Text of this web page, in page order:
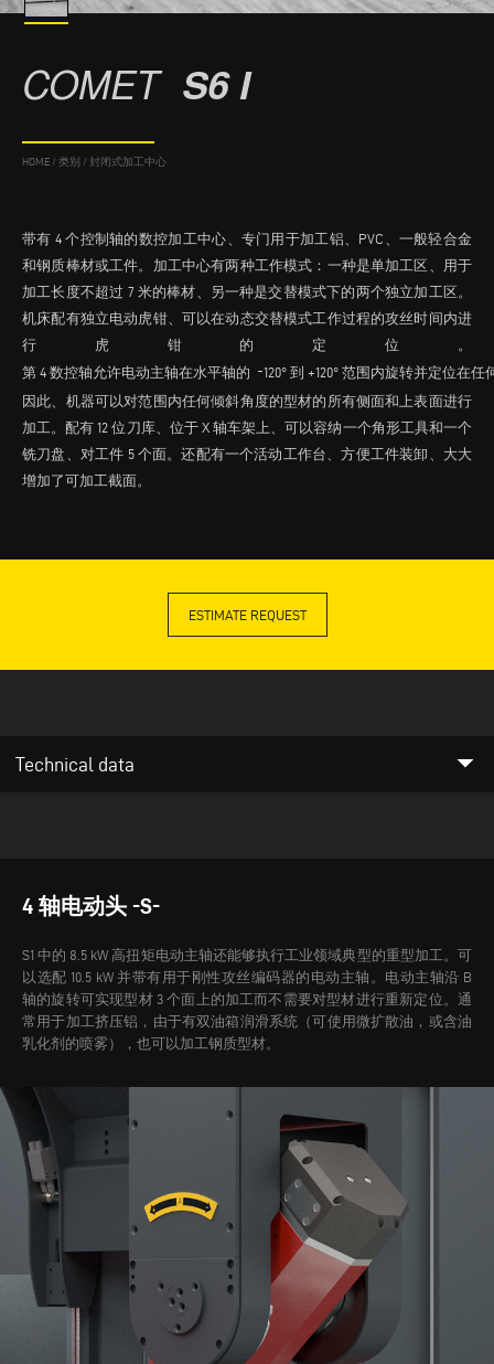
COMET S6 I
HOME / 类别 / 封闭式加工中心
带有 4 个控制轴的数控加工中心、专门用于加工铝、PVC、一般轻合金
和钢质棒材或工件。加工中心有两种工作模式：一种是单加工区、用于
加工长度不超过 7 米的棒材、另一种是交替模式下的两个独立加工区。
机床配有独立电动虎钳、可以在动态交替模式工作过程的攻丝时间内进
行虎钳的定位。
第 4 数控轴允许电动主轴在水平轴的 -120° 到 +120° 范围内旋转并定位在
因此、机器可以对范围内任何倾斜角度的型材的所有侧面和上表面进行
加工。配有 12 位刀库、位于 X 轴车架上、可以容纳一个角形工具和一个
铣刀盘、对工件 5 个面。还配有一个活动工作台、方便工件装卸、大大
增加了可加工截面。
ESTIMATE REQUEST
Technical data arrow_drop_down
4 轴电动头 -S-
S1 中的 8.5 kW 高扭矩电动主轴还能够执行工业领域典型的重型加工。可
以选配 10.5 kW 并带有用于刚性攻丝编码器的电动主轴。电动主轴沿 B
轴的旋转可实现型材 3 个面上的加工而不需要对型材进行重新定位。 通
常用于加工挤压铝，由于有双油箱润滑系统（可使用微扩散油，或含油
乳化剂的喷雾），也可以加工钢质型材。